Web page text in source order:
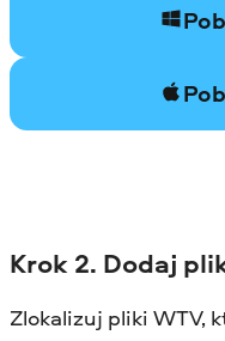
Krok 2. Dodaj
Zlokalizuj pliki WTV,